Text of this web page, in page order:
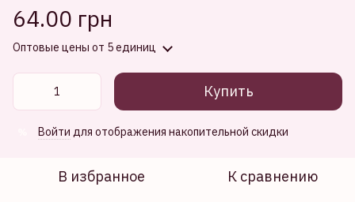
64.00 грн
Оптовые цены от 5 единиц
Купить
Войти для отображения накопительной скидки
В избранное К сравнению